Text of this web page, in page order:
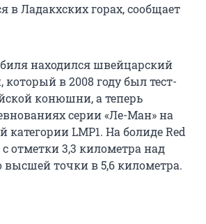
в Ладакхских горах, сообщает
находился швейцарский
в 2008 году был тест-
конюшни, а теперь
серии «Ле-Ман» на
LMP1. На болиде Red
отметки 3,3 километра над
точки в 5,6 километра.